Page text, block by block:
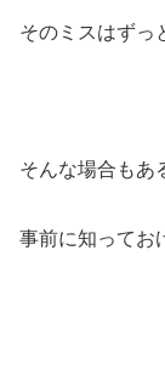
そのミスはずっ
そんな場合もあ
事前に知ってお